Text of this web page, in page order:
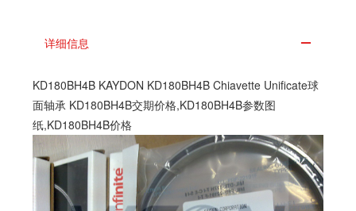
详细信息
KD180BH4B KAYDON KD180BH4B Chiavette Unificate球
面轴承 KD180BH4B交期价格,KD180BH4B参数图
纸,KD180BH4B价格